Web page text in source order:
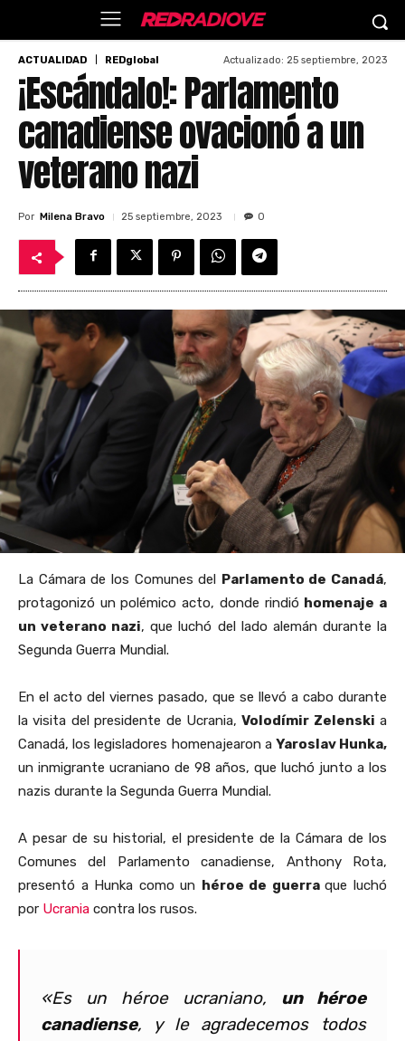
ACTUALIDAD REDglobal Actualizado: 25 septiembre, 2023
¡Escándalo!: Parlamento
canadiense ovacionó a un
veterano nazi
Por Milena Bravo 25 septiembre, 2023 0
La Cámara de los Comunes del Parlamento de Canadá,
protagonizó un polémico acto, donde rindió homenaje a
un veterano nazi, que luchó del lado alemán durante la
Segunda Guerra Mundial.
En el acto del viernes pasado, que se llevó a cabo durante
la visita del presidente de Ucrania,Volodímir Zelenski a
Canadá, los legisladores homenajearon a Yaroslav Hunka,
un inmigrante ucraniano de 98 años, que luchó junto a los
nazis durante la Segunda Guerra Mundial.
A pesar de su historial, el presidente de la Cámara de los
Comunes del Parlamento canadiense, Anthony Rota,
presentó a Hunka como un héroe de guerraque luchó
por Ucrania contra los rusos.
«Es un héroe ucraniano, un héroe
canadiense, y le agradecemos todos